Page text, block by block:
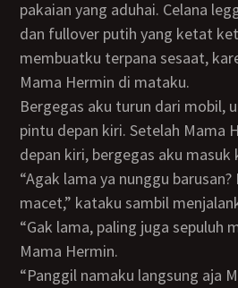
pakaian yang aduhai. Celana
dan fullover putih yang ketat
membuatku terpana sesaat,
Mama Hermin di mataku.
Bergegas aku turun dari mobil, untuk membukakan
pintu depan kiri. Setelah Mama
depan kiri, bergegas aku masuk
“Agak lama ya nunggu barusan? Maklum jalanan lagi
macet,” kataku sambil
“Gak lama, paling juga sepuluh menitan Nak,” sahut
Mama Hermin.
“Panggil namaku langsung aja